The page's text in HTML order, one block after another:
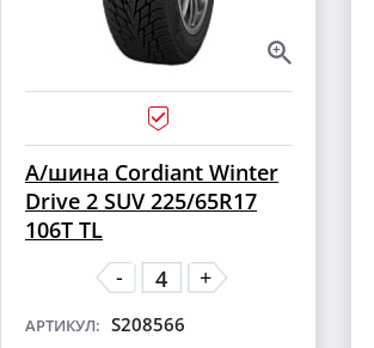
А/шина Cordiant Winter
Drive 2 SUV 225/65R17
106T TL
-
+
АРТИКУЛ: S208566